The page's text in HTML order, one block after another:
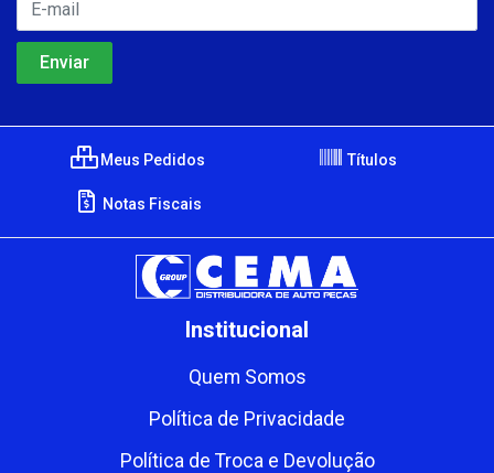
Meus Pedidos Títulos
Notas Fiscais
Institucional
Quem Somos
Política de Privacidade
Política de Troca e Devolução